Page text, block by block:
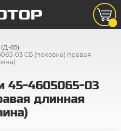
65)
03 СБ (поковка) правая
45-4605065-03
длинная